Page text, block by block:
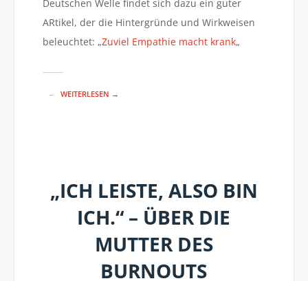
Deutschen Welle findet sich dazu ein guter
ARtikel, der die Hintergründe und Wirkweisen
beleuchtet: „Zuviel Empathie macht krank„
WEITERLESEN →
„ICH LEISTE, ALSO BIN
ICH.“ – ÜBER DIE
MUTTER DES
BURNOUTS